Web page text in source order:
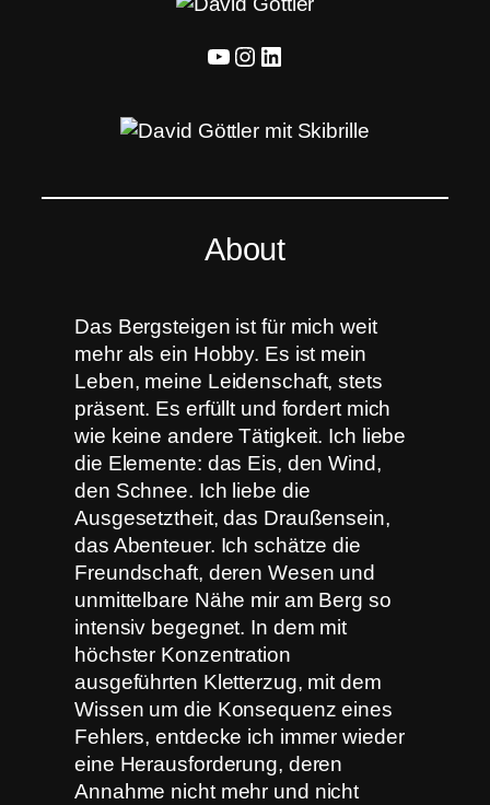
YouTube Instagram LinkedIn
About
Das Bergsteigen ist für mich weit
mehr als ein Hobby. Es ist mein
Leben, meine Leidenschaft, stets
präsent. Es erfüllt und fordert mich
wie keine andere Tätigkeit. Ich liebe
die Elemente: das Eis, den Wind,
den Schnee. Ich liebe die
Ausgesetztheit, das Draußensein,
das Abenteuer. Ich schätze die
Freundschaft, deren Wesen und
unmittelbare Nähe mir am Berg so
intensiv begegnet. In dem mit
höchster Konzentration
ausgeführten Kletterzug, mit dem
Wissen um die Konsequenz eines
Fehlers, entdecke ich immer wieder
eine Herausforderung, deren
Annahme nicht mehr und nicht